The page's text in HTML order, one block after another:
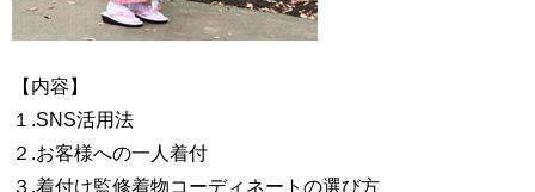
【内容】
１.SNS活用法
２.お客様への一人着付
３.着付け監修着物コーディネートの選び方